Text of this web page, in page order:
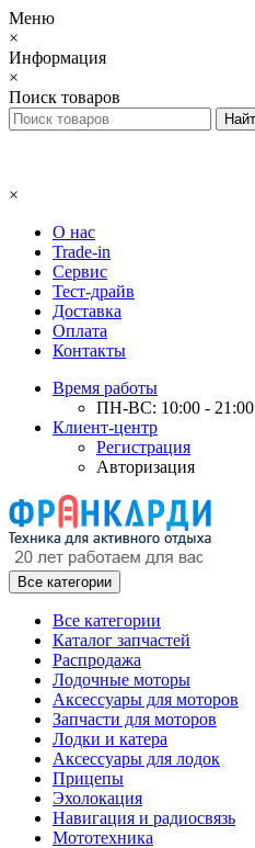
Меню
×
Информация
×
Поиск товаров
×
О нас
Trade-in
Сервис
Тест-драйв
Доставка
Оплата
Контакты
Время работы
ПН-ВС: 10:00 - 21:00
Клиент-центр
Регистрация
Авторизация
Все категории
Все категории
Каталог запчастей
Распродажа
Лодочные моторы
Аксессуары для моторов
Запчасти для моторов
Лодки и катера
Аксессуары для лодок
Прицепы
Эхолокация
Навигация и радиосвязь
Мототехника